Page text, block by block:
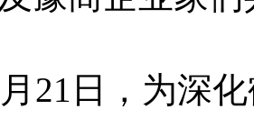
21日，为深